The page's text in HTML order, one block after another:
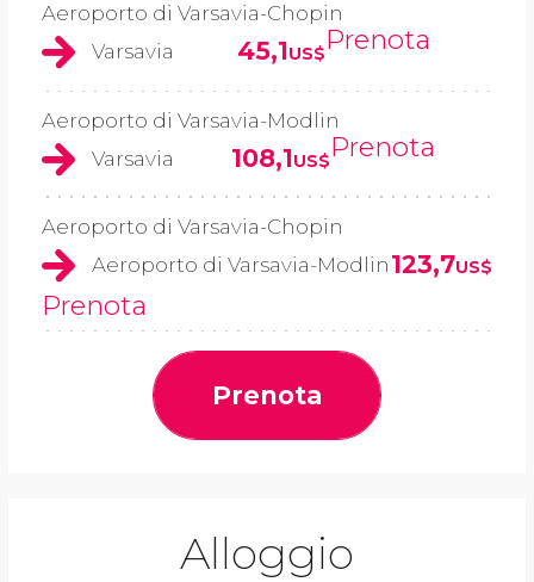
Aeroporto di Varsavia-Chopin
Varsavia
45,1US$Prenota
Aeroporto di Varsavia-Modlin
Varsavia
108,1US$Prenota
Aeroporto di Varsavia-Chopin
Aeroporto di Varsavia-Modlin 123,7US$
Prenota
Prenota
Alloggio